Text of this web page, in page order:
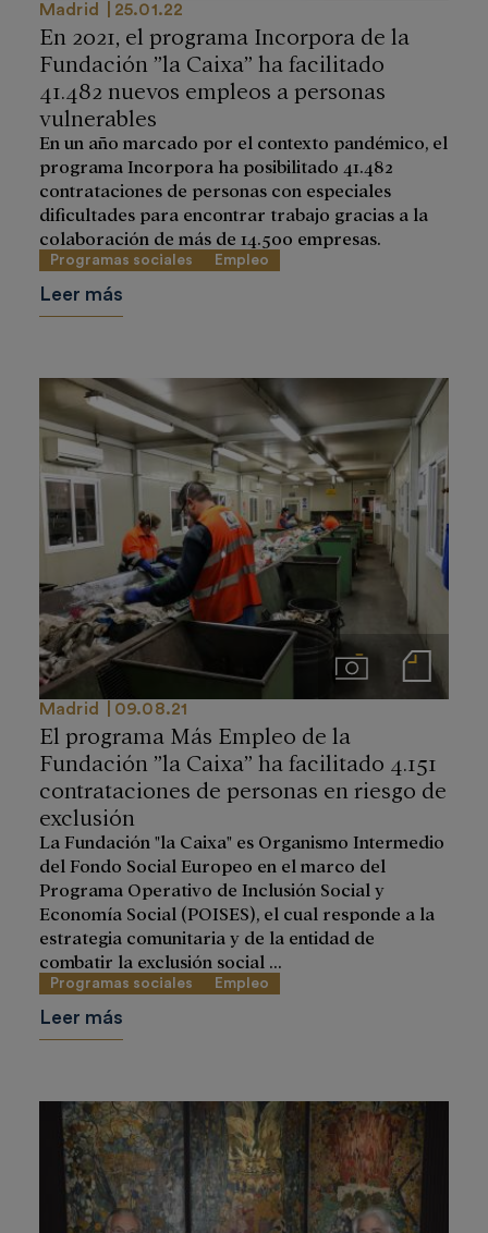
Madrid 25.01.22
En 2021, el programa Incorpora de la
Fundación ”la Caixa” ha facilitado
41.482 nuevos empleos a personas
vulnerables
En un año marcado por el contexto pandémico, el
programa Incorpora ha posibilitado 41.482
contrataciones de personas con especiales
dificultades para encontrar trabajo gracias a la
colaboración de más de 14.500 empresas.
Programas sociales Empleo
Leer más
ImágenesNotas de prensa
Madrid 09.08.21
El programa Más Empleo de la
Fundación ”la Caixa” ha facilitado 4.151
contrataciones de personas en riesgo de
exclusión
La Fundación "la Caixa" es Organismo Intermedio
del Fondo Social Europeo en el marco del
Programa Operativo de Inclusión Social y
Economía Social (POISES), el cual responde a la
estrategia comunitaria y de la entidad de
combatir la exclusión social ...
Programas sociales Empleo
Leer más